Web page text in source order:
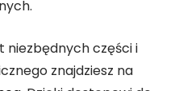
niezbędnych części i
znajdziesz na